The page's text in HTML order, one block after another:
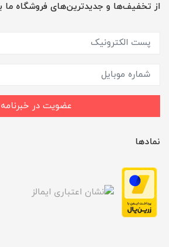
از تخفیف‌ها و جدیدترین‌های فروشگاه ما
عضویت در خبرنامه
نمادها